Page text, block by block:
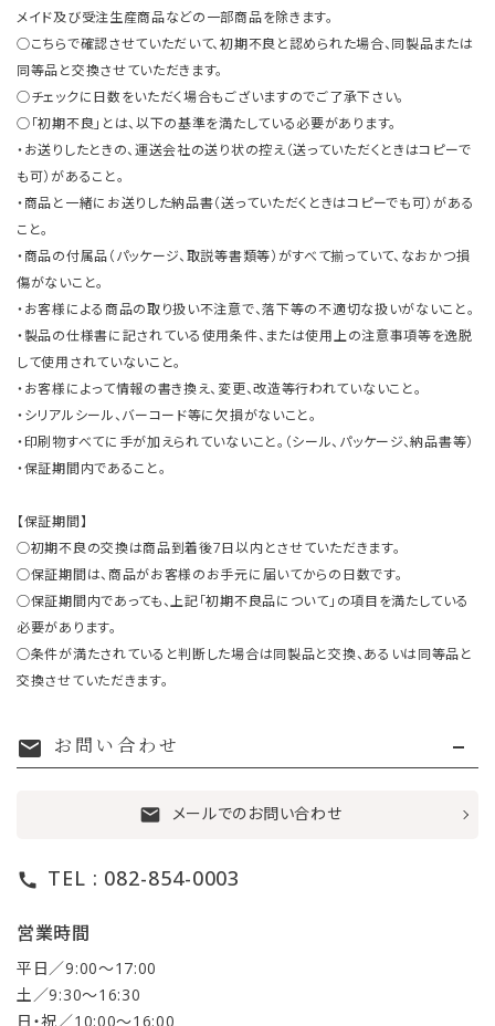
メイド及び受注生産商品などの一部商品を除きます。
○こちらで確認させていただいて、初期不良と認められた場合、同製品または
同等品と交換させていただきます。
○チェックに日数をいただく場合もございますのでご了承下さい。
○「初期不良」とは、以下の基準を満たしている必要があります。
・お送りしたときの、運送会社の送り状の控え（送っていただくときはコピーで
も可）があること。
・商品と一緒にお送りした納品書（送っていただくときはコピーでも可）がある
こと。
・商品の付属品（パッケージ、取説等書類等）がすべて揃っていて、なおかつ損
傷がないこと。
・お客様による商品の取り扱い不注意で、落下等の不適切な扱いがないこと。
・製品の仕様書に記されている使用条件、または使用上の注意事項等を逸脱
して使用されていないこと。
・お客様によって情報の書き換え、変更、改造等行われていないこと。
・シリアルシール、バーコード等に欠損がないこと。
・印刷物すべてに手が加えられていないこと。（シール、パッケージ、納品書等）
・保証期間内であること。
【保証期間】
○初期不良の交換は商品到着後7日以内とさせていただきます。
○保証期間は、商品がお客様のお手元に届いてからの日数です。
○保証期間内であっても、上記「初期不良品について」の項目を満たしている
必要があります。
○条件が満たされていると判断した場合は同製品と交換、あるいは同等品と
交換させていただきます。
mail お問い合わせ
mail メールでのお問い合わせ
call TEL : 082-854-0003
営業時間
平日／9:00〜17:00
土／9:30〜16:30
日・祝／10:00〜16:00